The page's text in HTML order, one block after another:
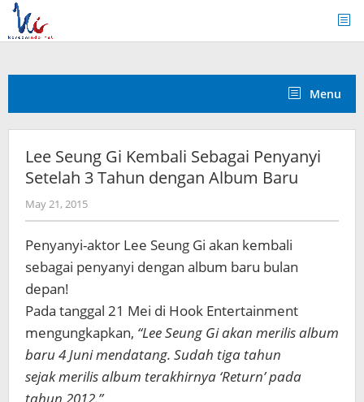
Skip
content
Menu
Lee Seung Gi Kembali Sebagai Penyanyi
Setelah 3 Tahun dengan Album Baru
May 21, 2015by
Koreanindo
Penyanyi-aktor Lee Seung Gi akan kembali
sebagai penyanyi dengan album baru bulan
depan!
Pada tanggal 21 Mei di Hook Entertainment
mengungkapkan, “Lee Seung Gi akan merilis album
baru 4 Juni mendatang. Sudah tiga tahun
sejak merilis album terakhirnya ‘Return’ pada